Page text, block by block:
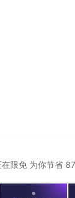
限免 为你节省